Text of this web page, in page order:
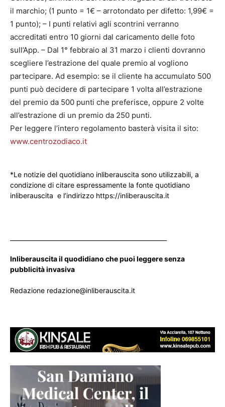
il marchio; (1 punto = 1€ – arrotondato per difetto: 1,99€ =
1 punto); – I punti relativi agli scontrini verranno
accreditati entro 10 giorni dal caricamento delle foto
sull’App. – Dal 1° febbraio al 31 marzo i clienti dovranno
scegliere l’estrazione del quale premio al vogliono
partecipare. Ad esempio: se il cliente ha accumulato 500
punti può decidere di partecipare 1 volta all’estrazione
del premio da 500 punti che preferisce, oppure 2 volte
all’estrazione di un premio da 250 punti.
Per leggere l’intero regolamento basterà visita il sito:
www.centrozodiaco.it
*Le notizie del quotidiano inliberauscita sono utilizzabili, a
condizione di citare espressamente la fonte quotidiano
inliberauscita e l’indirizzo https://inliberauscita.it
Inliberauscita il quodidiano che puoi leggere senza
pubblicità invasiva
Redazione redazione@inliberauscita.it